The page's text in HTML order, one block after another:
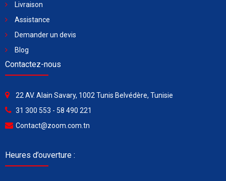
Livraison
Assistance
Demander un devis
Blog
Contactez-nous
22 AV. Alain Savary, 1002 Tunis Belvédère, Tunisie
31 300 553 - 58 490 221
Contact@zoom.com.tn
Heures d’ouverture :